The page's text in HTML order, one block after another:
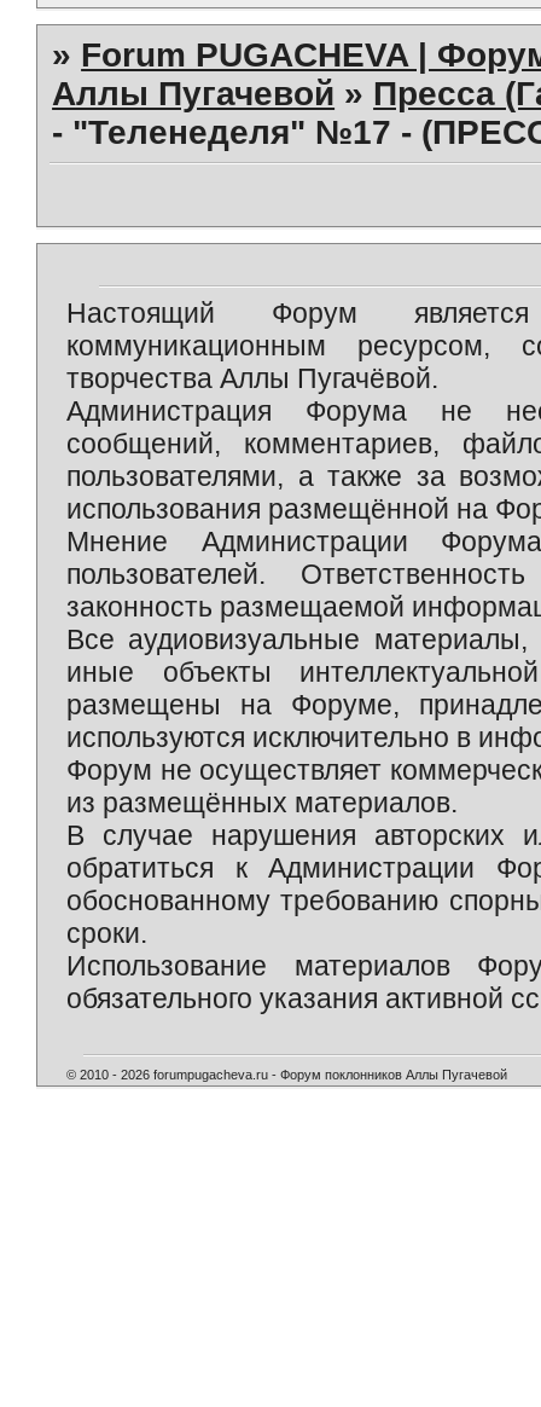
» Forum PUGACHEVA |
Аллы Пугачевой » Пресса
- "Теленеделя" №17 -
Настоящий Форум является
коммуникационным ресурсом,
творчества Аллы Пугачёвой.
Администрация Форума не
сообщений, комментариев,
пользователями, а также за
использования размещённой на
Мнение Администрации
пользователей.
законность размещаемой
Все аудиовизуальные
иные объекты
размещены на Форуме,
используются исключительно в
Форум не осуществляет
из размещённых материалов.
В случае нарушения авторских
обратиться к Администрации
обоснованному требованию
сроки.
Использование материалов
обязательного указания активной
© 2010 - 2026 forumpugacheva.ru - Форум поклонников Аллы Пугачевой